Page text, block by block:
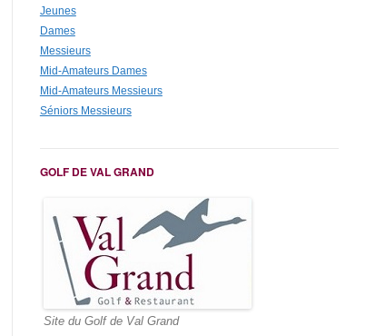
Jeunes
Dames
Messieurs
Mid-Amateurs Dames
Mid-Amateurs Messieurs
Séniors Messieurs
GOLF DE VAL GRAND
Site du Golf de Val Grand